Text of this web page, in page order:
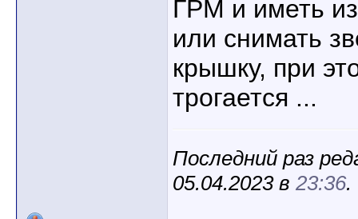
ГРМ и иметь
или снимать
крышку, при
трогается ...
Последний раз
05.04.2023 в 23:36.